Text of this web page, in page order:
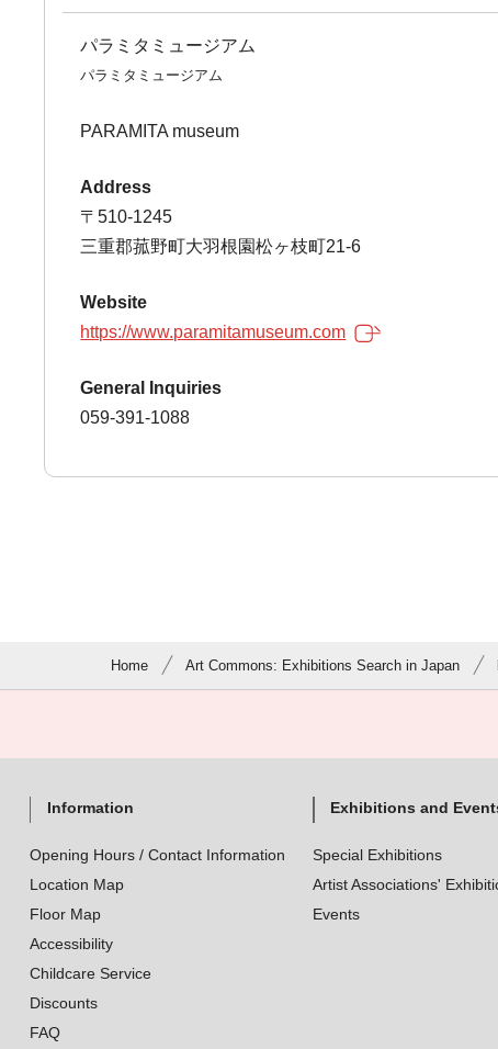
パラミタミュージアム
パラミタミュージアム
PARAMITA museum
Address
〒510-1245
三重郡菰野町大羽根園松ヶ枝町21-6
Website
https://www.paramitamuseum.com
General Inquiries
059-391-1088
Home Art Commons: Exhibitions Search in Japan
Information
Opening Hours / Contact Information
Location Map
Floor Map
Accessibility
Childcare Service
Discounts
FAQ
Exhibitions and
Special Exhibitions
Artist Associations'
Events